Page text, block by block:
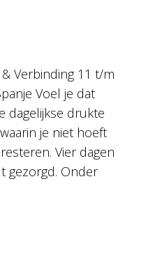
Verbinding 11 t/m
Voel je dat
dagelijkse drukte
je niet hoeft
Vier dagen
gezorgd. Onder